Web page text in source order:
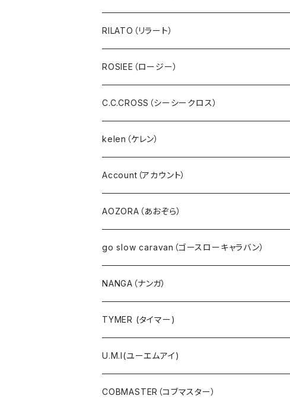
ベスト・ダウンベスト
スウェット・パイル・フリース
ボア・フリース
パンツ・ジーンズ･ショートパンツ
デニム
サロペット・サスペンダー・オールインワン
INDIMARK（インディーマーク）
U.M.I(ユーエムアイ)
Spoom（スプーム）
０８Mab（ゼロハチマブ）
FONTANA GRANDE（フォンタナグランデ）
NANEA（ナネア）
EMU（エミュー）
Ｔシャツ・シャツ（長袖）
Ｔシャツ・シャツ（5・7分袖）
Ｔシャツ・シャツ（半袖）
タンクトップ
RILATO（リラート）
ROSIEE（ロージー）
C.C.CROSS（シーシークロス）
kelen（ケレン）
Account（アカウント）
AOZORA（あおぞら）
go slow caravan（ゴースローキャラバン）
NANGA（ナンガ）
TYMER (タイマー)
U.M.I(ユーエムアイ)
COBMASTER（コブマスター）